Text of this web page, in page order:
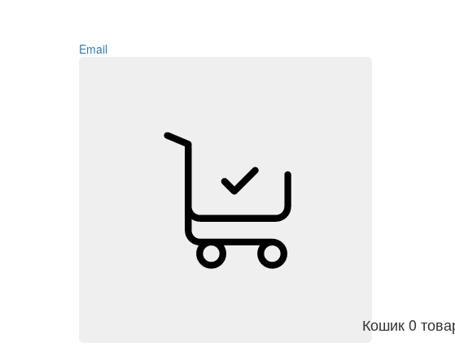
Email
Кошик0